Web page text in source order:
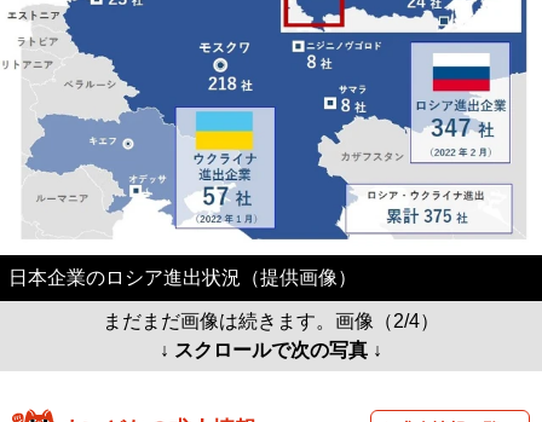
日本企業のロシア進出状況（提供画像）
まだまだ画像は続きます。画像（2/4）
↓ スクロールで次の写真 ↓